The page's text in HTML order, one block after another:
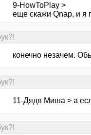
9-HowToPlay >
еще скажи Qnap, и я
конечно незачем.
11-Дядя Миша > а